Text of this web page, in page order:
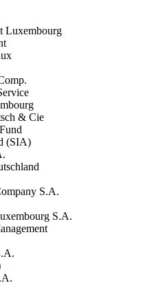
Luxembourg
& Cie
(SIA)
S.A.
S.A.